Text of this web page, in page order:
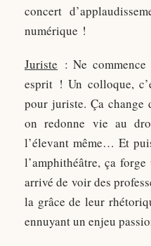
concert
numérique !
Juriste : Ne
esprit ! Un colloque,
pour juriste. Ça change
on redonne vie au
l’élevant même… Et
l’amphithéâtre, ça
arrivé de voir des
la grâce de leur
ennuyant un enjeu